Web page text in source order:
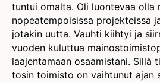
tuntui omalta. Oli luontevaa olla
nopeatempoisissa projekteissa
jotakin uutta. Vauhti kiihtyi ja
vuoden kuluttua
laajentamaan osaamistani. Sillä
tosin toimisto on vaihtunut ajan